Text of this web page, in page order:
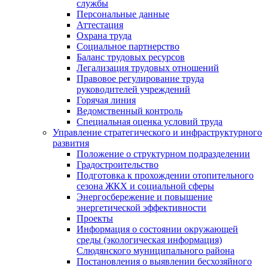
службы
Персональные данные
Аттестация
Охрана труда
Социальное партнерство
Баланс трудовых ресурсов
Легализация трудовых отношений
Правовое регулирование труда
руководителей учреждений
Горячая линия
Ведомственный контроль
Специальная оценка условий труда
Управление стратегического и инфраструктурного
развития
Положение о структурном подразделении
Градостроительство
Подготовка к прохождении отопительного
сезона ЖКХ и социальной сферы
Энергосбережение и повышение
энергетической эффективности
Проекты
Информация о состоянии окружающей
среды (экологическая информация)
Слюдянского муниципального района
Постановления о выявлении бесхозяйного